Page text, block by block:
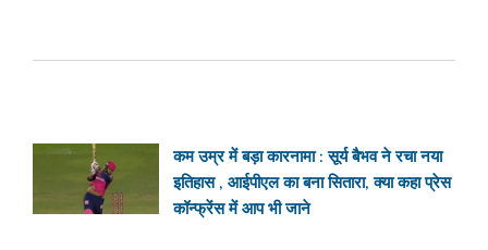
कम उम्र में बड़ा कारनामा : सूर्य बैभव ने रचा नया
इतिहास , आईपीएल का बना सितारा, क्या कहा प्रेस
कॉन्फ्रेंस में आप भी जाने